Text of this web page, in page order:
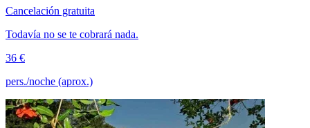
Cancelación gratuita
Todavía no se te cobrará nada.
36 €
pers./noche (aprox.)